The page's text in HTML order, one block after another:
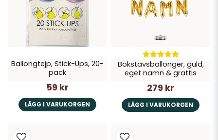
Ballongtejp, Stick-Ups, 20-
pack
59 kr
LÄGG I VARUKORGEN
Bokstavsballonger, guld,
eget namn & grattis
279 kr
LÄGG I VARUKORGEN